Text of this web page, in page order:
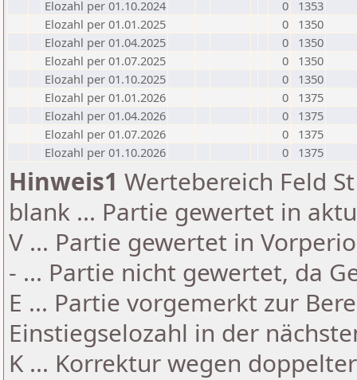
Elozahl per 01.10.2024
0
1353
Elozahl per 01.01.2025
0
1350
Elozahl per 01.04.2025
0
1350
Elozahl per 01.07.2025
0
1350
Elozahl per 01.10.2025
0
1350
Elozahl per 01.01.2026
0
1375
Elozahl per 01.04.2026
0
1375
Elozahl per 01.07.2026
0
1375
Elozahl per 01.10.2026
0 1375
Hinweis1 Wertebereich Feld
blank ... Partie gewertet in
V ... Partie gewertet in
- ... Partie nicht gewertet, da
E ... Partie vorgemerkt zur
Einstiegselozahl in der
K ... Korrektur wegen